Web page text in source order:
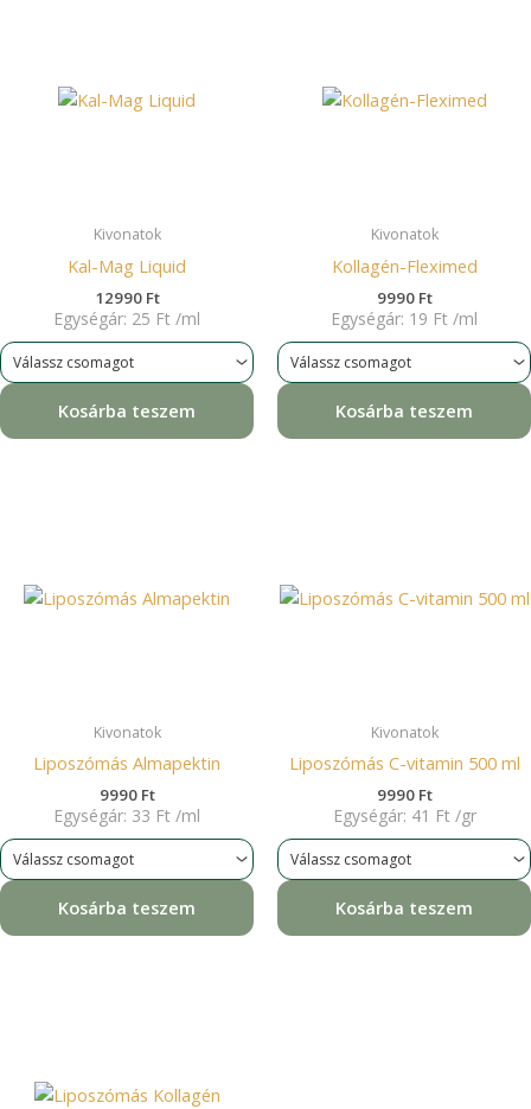
Kivonatok
Kal-Mag Liquid
12990 Ft
Egységár: 25 Ft /ml
Kosárba teszem
Kivonatok
Kollagén-Fleximed
9990 Ft
Egységár: 19 Ft /ml
Kosárba teszem
Kivonatok
Liposzómás Almapektin
9990 Ft
Egységár: 33 Ft /ml
Kosárba teszem
Kivonatok
Liposzómás C-vitamin 500 ml
9990 Ft
Egységár: 41 Ft /gr
Kosárba teszem